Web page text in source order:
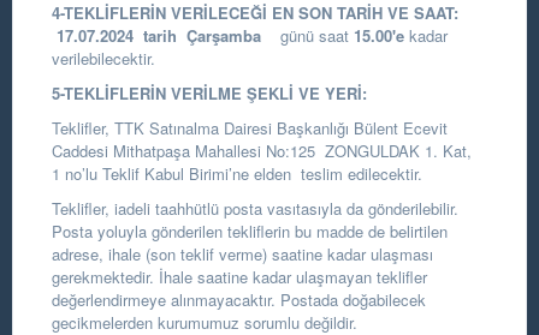
4-TEKLİFLERİN VERİLECEĞİ EN SON TARİH VE SAAT:
17.07.2024 tarih Çarşamba günü saat 15.00'e kadar
verilebilecektir.
5-TEKLİFLERİN VERİLME ŞEKLİ VE YERİ:
Teklifler, TTK Satınalma Dairesi Başkanlığı Bülent Ecevit
Caddesi Mithatpaşa Mahallesi No:125 ZONGULDAK 1. Kat,
1 no’lu Teklif Kabul Birimi’ne elden teslim edilecektir.
Teklifler, iadeli taahhütlü posta vasıtasıyla da gönderilebilir.
Posta yoluyla gönderilen tekliflerin bu madde de belirtilen
adrese, ihale (son teklif verme) saatine kadar ulaşması
gerekmektedir. İhale saatine kadar ulaşmayan teklifler
değerlendirmeye alınmayacaktır. Postada doğabilecek
gecikmelerden kurumumuz sorumlu değildir.